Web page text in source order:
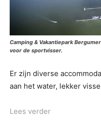
Camping & Vakantiepark
voor de sportvisser.
Er zijn diverse
aan het water, lekker
Lees verder